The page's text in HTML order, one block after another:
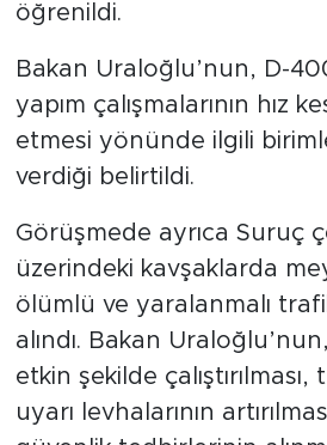
öğrenildi.
Bakan Uraloğlu’nun, D-
yapım çalışmalarının hız
etmesi yönünde ilgili
verdiği belirtildi.
Görüşmede ayrıca Suruç
üzerindeki kavşaklarda
ölümlü ve yaralanmalı
alındı. Bakan Uraloğlu’nun,
etkin şekilde
uyarı levhalarının